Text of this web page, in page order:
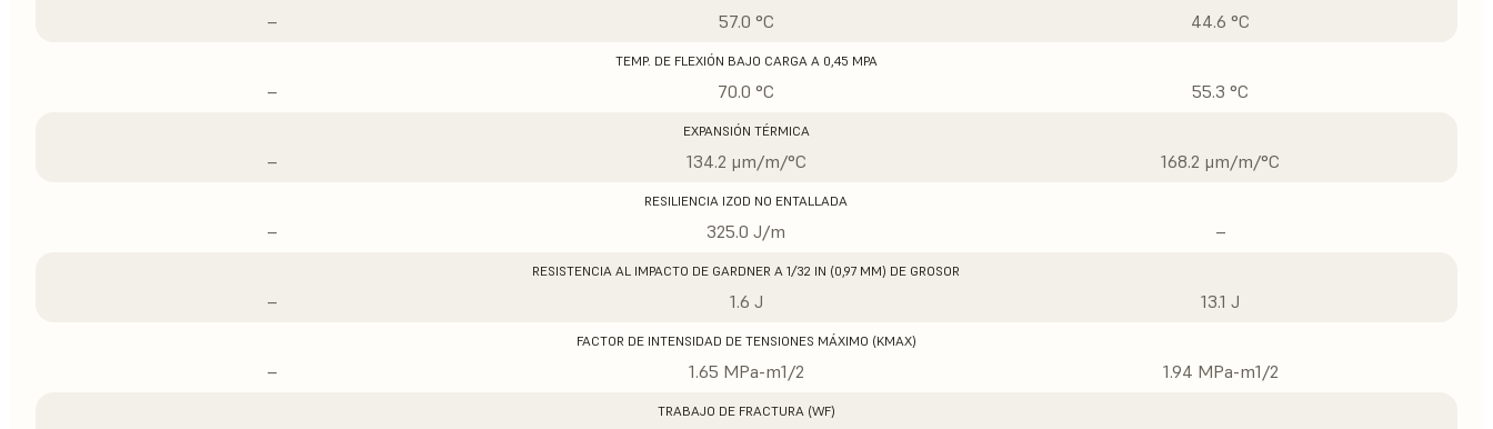
– 57.0 °C 44.6 °C
TEMP. DE FLEXIÓN BAJO CARGA A 0,45 MPA
– 70.0 °C 55.3 °C
EXPANSIÓN TÉRMICA
– 134.2 μm/m/°C 168.2 μm/m/°C
RESILIENCIA IZOD NO ENTALLADA
– 325.0 J/m –
RESISTENCIA AL IMPACTO DE GARDNER A 1/32 IN (0,97 MM) DE GROSOR
– 1.6 J 13.1 J
FACTOR DE INTENSIDAD DE TENSIONES MÁXIMO (KMAX)
– 1.65 MPa-m1/2 1.94 MPa-m1/2
TRABAJO DE FRACTURA (WF)